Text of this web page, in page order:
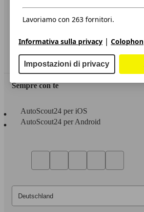
Privacy
Dichiarazione di Accessibilità
Servizi
Area rivenditori
Sempre con te
AutoScout24 per iOS
AutoScout24 per Android
Lavoriamo con 263 fornitori.
Informativa sulla privacy | Colophon
Impostazioni di privacy